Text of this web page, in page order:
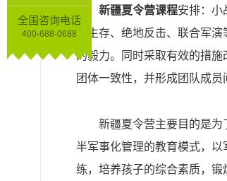
新疆夏令营课程安排：小
外生存、绝地反击、联合军
的毅力。同时采取有效的措
团体一致性，并形成团队成
新疆夏令营主要目的是
半军事化管理的教育模式，以
练，培养孩子的综合素质，锻
全国咨询电话
400-688-0688